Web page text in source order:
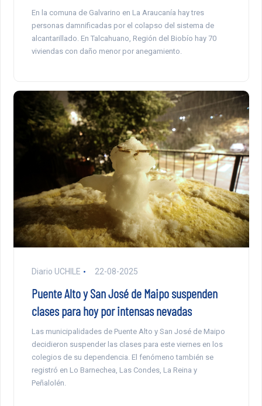
En la comuna de Galvarino en La Araucanía hay tres
personas damnificadas por el colapso del sistema de
alcantarillado. En Talcahuano, Región del Biobío hay 70
viviendas con daño menor por anegamiento.
Diario UCHILE 22-08-2025
Puente Alto y San José de Maipo suspenden
clases para hoy por intensas nevadas
Las municipalidades de Puente Alto y San José de Maipo
decidieron suspender las clases para este viernes en los
colegios de su dependencia. El fenómeno también se
registró en Lo Barnechea, Las Condes, La Reina y
Peñalolén.